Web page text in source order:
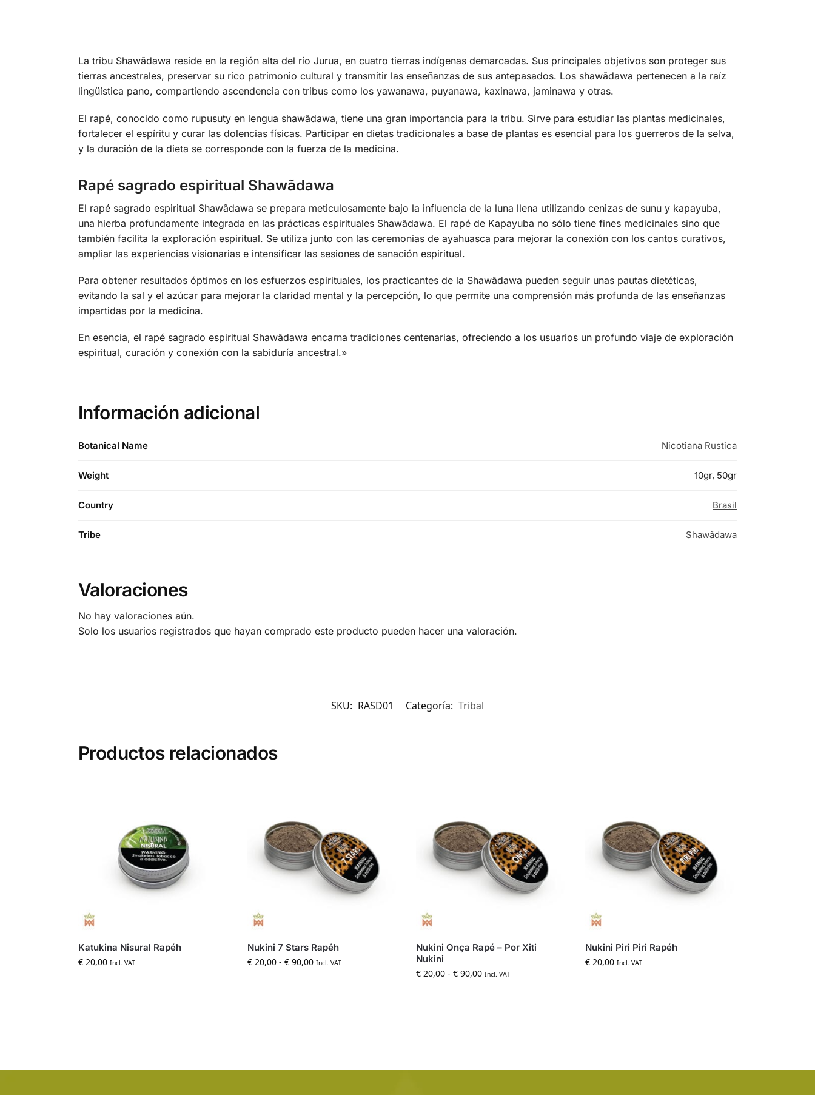
La tribu Shawãdawa reside en la región alta del río Jurua, en cuatro tierras indígenas demarcadas. Sus principales objetivos son proteger sus
tierras ancestrales, preservar su rico patrimonio cultural y transmitir las enseñanzas de sus antepasados. Los shawãdawa pertenecen a la raíz
lingüística pano, compartiendo ascendencia con tribus como los yawanawa, puyanawa, kaxinawa, jaminawa y otras.
El rapé, conocido como rupusuty en lengua shawãdawa, tiene una gran importancia para la tribu. Sirve para estudiar las plantas medicinales,
fortalecer el espíritu y curar las dolencias físicas. Participar en dietas tradicionales a base de plantas es esencial para los guerreros de la selva,
y la duración de la dieta se corresponde con la fuerza de la medicina.
Rapé sagrado espiritual Shawãdawa
El rapé sagrado espiritual Shawãdawa se prepara meticulosamente bajo la influencia de la luna llena utilizando cenizas de sunu y kapayuba,
una hierba profundamente integrada en las prácticas espirituales Shawãdawa. El rapé de Kapayuba no sólo tiene fines medicinales sino que
también facilita la exploración espiritual. Se utiliza junto con las ceremonias de ayahuasca para mejorar la conexión con los cantos curativos,
ampliar las experiencias visionarias e intensificar las sesiones de sanación espiritual.
Para obtener resultados óptimos en los esfuerzos espirituales, los practicantes de la Shawãdawa pueden seguir unas pautas dietéticas,
evitando la sal y el azúcar para mejorar la claridad mental y la percepción, lo que permite una comprensión más profunda de las enseñanzas
impartidas por la medicina.
En esencia, el rapé sagrado espiritual Shawãdawa encarna tradiciones centenarias, ofreciendo a los usuarios un profundo viaje de exploración
espiritual, curación y conexión con la sabiduría ancestral.»
Información adicional
Botanical Name Nicotiana Rustica
Weight 10gr, 50gr
Country Brasil
Tribe Shawãdawa
Valoraciones
No hay valoraciones aún.
Solo los usuarios registrados que hayan comprado este producto pueden hacer una valoración.
SKU: RASD01 Categoría: Tribal
Productos relacionados
Katukina Nisural Rapéh
€20,00 Incl. VAT
Nukini 7 Stars Rapéh
€20,00 - €90,00 Incl. VAT
Nukini Onça Rapé – Por Xiti
Nukini
€ 20,00 - € 90,00 Incl. VAT
Nukini Piri Piri Rapéh
€ 20,00 Incl. VAT